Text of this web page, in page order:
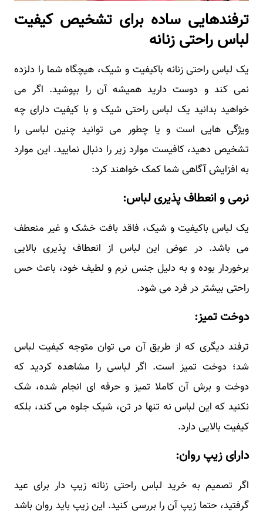
ترفندهایی ساده برای تشخیص کیفیت
لباس راحتی زنانه
یک لباس راحتی زنانه باکیفیت و شیک، هیچگاه شما را دلزده
نمی کند و دوست دارید همیشه آن را بپوشید. اگر می
خواهید بدانید یک لباس راحتی شیک و با کیفیت دارای چه
ویژگی هایی است و یا چطور می توانید چنین لباسی را
تشخیص دهید، کافیست موارد زیر را دنبال نمایید. این موارد
به افزایش آگاهی شما کمک خواهند کرد:
نرمی و انعطاف پذیری لباس:
یک لباس باکیفیت و شیک، فاقد بافت خشک و غیر منعطف
می باشد. در عوض این لباس از انعطاف پذیری بالایی
برخوردار بوده و به دلیل جنس نرم و لطیف خود، باعث حس
راحتی بیشتر در فرد می شود.
دوخت تمیز:
ترفند دیگری که از طریق آن می توان متوجه کیفیت لباس
شد؛ دوخت تمیز است. اگر لباسی را مشاهده کردید که
دوخت و برش آن کاملا تمیز و حرفه ای انجام شده، شک
نکنید که این لباس نه تنها در تن، شیک جلوه می کند، بلکه
کیفیت بالایی دارد.
دارای زیپ روان:
اگر تصمیم به خرید لباس راحتی زنانه زیپ دار برای عید
گرفتید، حتما زیپ آن را بررسی کنید. این زیپ باید روان باشد